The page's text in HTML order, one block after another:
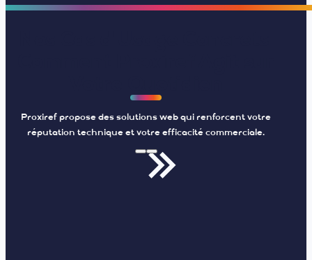
Proxiref propose des solutions web qui renforcent votre
réputation technique et votre efficacité commerciale.